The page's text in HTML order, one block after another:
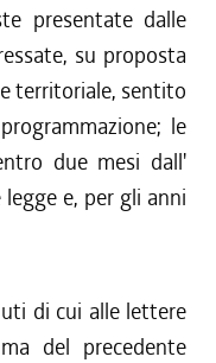
presentate dalle
su proposta
territoriale, sentito
le
due mesi dall'
e, per gli anni
di cui alle lettere
del precedente